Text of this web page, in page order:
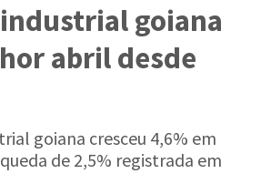
goiana
abril desde
goiana cresceu 4,6% em
de 2,5% registrada em